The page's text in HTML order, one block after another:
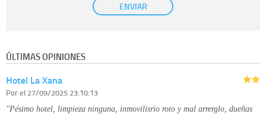
previo, que podrá facilitarnos mediante la casilla correspondiente
Derechos:tiene derecho a saber qué información tenemos sobre usted,
disponible en nuestra página web.
Información complementaria:
ENVIAR
ÚLTIMAS OPINIONES
Hotel La Xana
Porel 27/09/2025 23:10:13
"Pésimo hotel, limpieza ninguna, inmovilisrio roto y mal arrerglo, dueñas